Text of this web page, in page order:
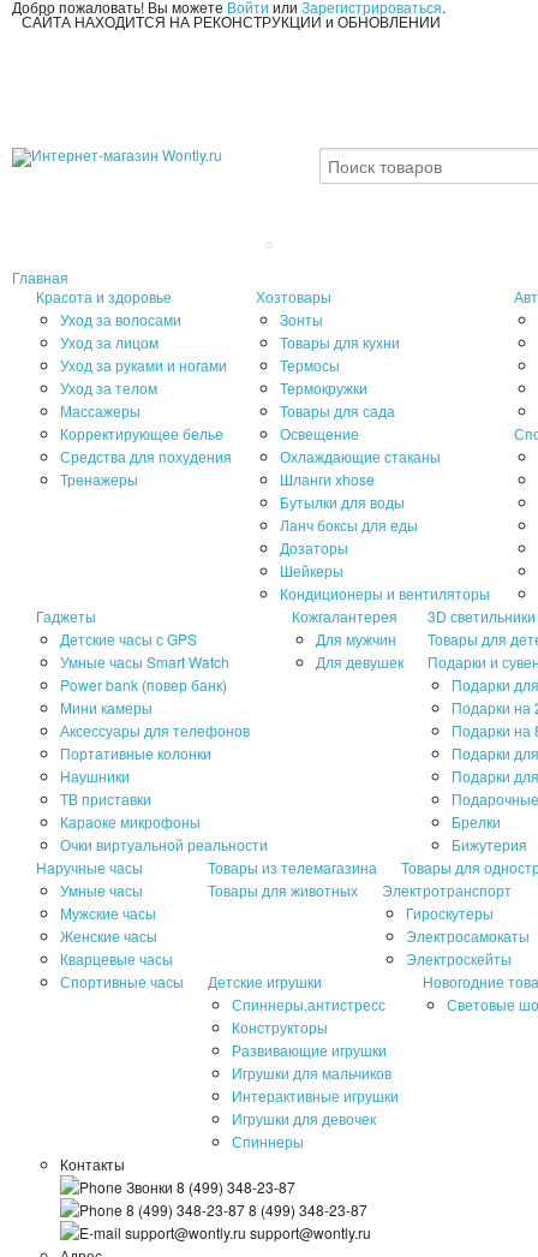
Добро пожаловать! Вы можете Войти или Зарегистрироваться.
САЙТА НАХОДИТСЯ НА РЕКОНСТРУКЦИИ и ОБНОВЛЕНИИ
Главная
Красота и здоровье
Уход за волосами
Уход за лицом
Уход за руками и ногами
Уход за телом
Массажеры
Корректирующее белье
Средства для похудения
Тренажеры
Хозтовары
Зонты
Товары для кухни
Термосы
Термокружки
Товары для сада
Освещение
Охлаждающие стаканы
Шланги xhose
Бутылки для воды
Ланч боксы для еды
Дозаторы
Шейкеры
Кондиционеры и вентиляторы
Гаджеты
Детские часы с GPS
Умные часы Smart Watch
Power bank (повер банк)
Мини камеры
Аксессуары для телефонов
Портативные колонки
Наушники
ТВ приставки
Караоке микрофоны
Очки виртуальной реальности
Кожгалантерея
Для мужчин
Для девушек
3D светильники
Товары для
Подарки и
Подарки
Подарки на
Подарки на
Подарки
Подарки
Брелки
Бижутерия
Наручные часы
Умные часы
Мужские часы
Женские часы
Кварцевые часы
Спортивные часы
Товары из телемагазина
Товары для
Товары для животных
Электротранспорт
Гироскутеры
Электросамокаты
Электроскейты
Детские игрушки
Спиннеры,антистресс
Конструкторы
Развивающие игрушки
Игрушки для мальчиков
Интерактивные игрушки
Игрушки для девочек
Спиннеры
Новогодние
Световые
Контакты
Звонки 8 (499) 348-23-87
8 (499) 348-23-878 (499) 348-23-87
support@wontly.ru support@wontly.ru